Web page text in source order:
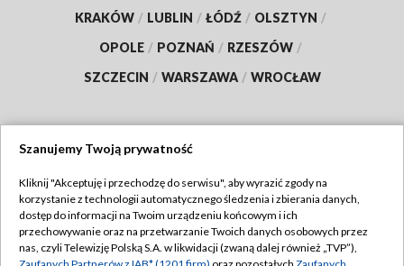
KRAKÓW / LUBLIN / ŁÓDŹ / OLSZTYN /
OPOLE / POZNAŃ / RZESZÓW /
SZCZECIN / WARSZAWA / WROCŁAW
TVP
Abonament TVP
Emisja w TVP
Regulamin TVP
Szanujemy Twoją prywatność
Kliknij "Akceptuję i przechodzę do serwisu", aby wyrazić zgody na
korzystanie z technologii automatycznego śledzenia i zbierania danych,
dostęp do informacji na Twoim urządzeniu końcowym i ich
przechowywanie oraz na przetwarzanie Twoich danych osobowych przez
nas, czyli Telewizję Polską S.A. w likwidacji (zwaną dalej również „TVP”),